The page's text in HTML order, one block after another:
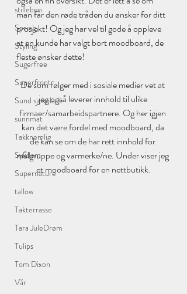
stilleben
Spring
Styling
Sugerfree
Superfront
Sund sjokolade
sunnmat
Takknemlig
Sykdom
Supernature
tallow
Takterrasse
Tara JuleDrøm
Tulips
Tom Dixon
Vår
man får den røde tråden du ønsker for ditt
prosjekt! Og jeg har vel til gode å oppleve
at en kunde har valgt bort moodboard, de
fleste ønsker dette!
De som følger med i sosiale medier vet at
jeg også leverer innhold til ulike
firmaer/samarbeidspartnere. Og her igjen
kan det være fordel med moodboard, da
de kan se om de har rett innhold for
målgruppe og varmerke/ne. Under viser jeg
et moodboard for en nettbutikk.